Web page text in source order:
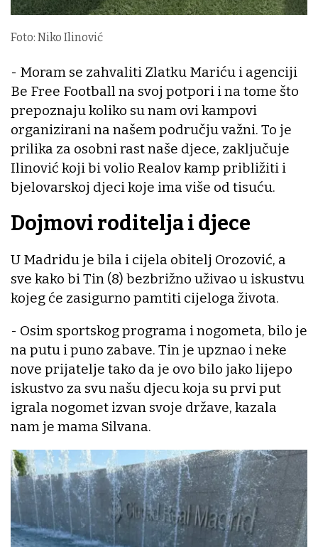
Foto: Niko Ilinović
- Moram se zahvaliti Zlatku Mariću i agenciji
Be Free Football na svoj potpori i na tome što
prepoznaju koliko su nam ovi kampovi
organizirani na našem području važni. To je
prilika za osobni rast naše djece, zaključuje
Ilinović koji bi volio Realov kamp približiti i
bjelovarskoj djeci koje ima više od tisuću.
Dojmovi roditelja i djece
U Madridu je bila i cijela obitelj Orozović, a
sve kako bi Tin (8) bezbrižno uživao u iskustvu
kojeg će zasigurno pamtiti cijeloga života.
- Osim sportskog programa i nogometa, bilo je
na putu i puno zabave. Tin je upznao i neke
nove prijatelje tako da je ovo bilo jako lijepo
iskustvo za svu našu djecu koja su prvi put
igrala nogomet izvan svoje države, kazala
nam je mama Silvana.